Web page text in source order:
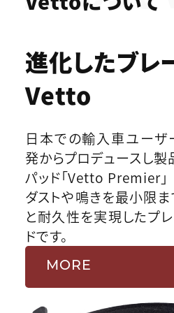
進化したブレ
Vetto
日本での輸入車ユーザ
発からプロデュースし
パッド「Vetto Premier」
ダストや鳴きを最小限
と耐久性を実現したプ
ドです。
MORE